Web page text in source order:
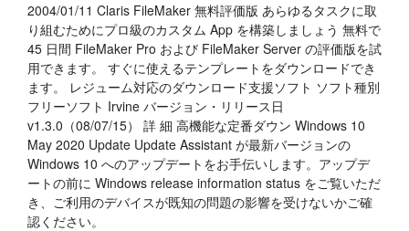
2004/01/11 Claris FileMaker 無料評価版 あらゆるタスクに取
り組むためにプロ級のカスタム App を構築しましょう 無料で
45 日間 FileMaker Pro および FileMaker Server の評価版を試
用できます。 すぐに使えるテンプレートをダウンロードでき
ます。 レジューム対応のダウンロード支援ソフト ソフト種別
フリーソフト Irvine バージョン・リリース日
v1.3.0（08/07/15） 詳 細 高機能な定番ダウン Windows 10
May 2020 Update Update Assistant が最新バージョンの
Windows 10 へのアップデートをお手伝いします。アップデ
ートの前に Windows release information status をご覧いただ
き、ご利用のデバイスが既知の問題の影響を受けないかご確
認ください。